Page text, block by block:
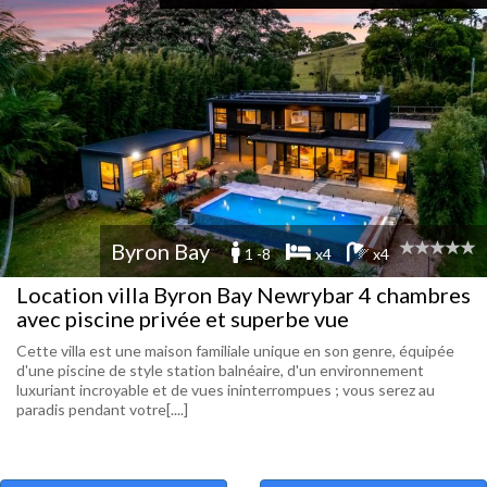
Byron Bay 1 -8 x4 x4
Location villa Byron Bay Newrybar 4 chambres
avec piscine privée et superbe vue
Cette villa est une maison familiale unique en son genre, équipée
d'une piscine de style station balnéaire, d'un environnement
luxuriant incroyable et de vues ininterrompues ; vous serez au
paradis pendant votre[....]